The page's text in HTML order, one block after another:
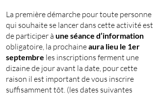
La première démarche pour toute personne
qui souhaite se lancer dans cette activité est
de participer à une séance d’information
obligatoire, la prochaineaura lieu le 1er
septembre les inscriptions ferment une
dizaine de jour avant la date, pour cette
raison il est important de vous inscrire
suffisamment tôt. (les dates suivantes